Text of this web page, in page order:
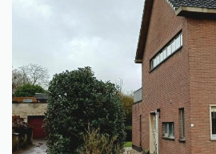
Te koop:
2
-